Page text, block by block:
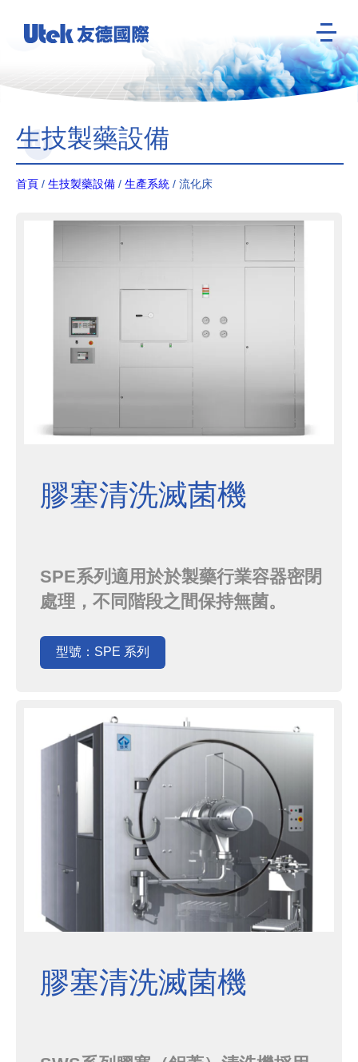
生技製藥設備
首頁 / 生技製藥設備 / 生產系統 / 流化床
膠塞清洗滅菌機
SPE系列適用於於製藥行業容器密閉
處理，不同階段之間保持無菌。
菌、乾燥和冷卻的一體化解決方案，
並相容不同的裝卸系統，具有與汽化
料採用:帶混合器的膠塞儲罐，吸入
管，帶衛生閥門和吸引器的計量罐。
手動裝載採用與機籃相同容量的AISI
30...
型號：SPE 系列
膠塞清洗滅菌機